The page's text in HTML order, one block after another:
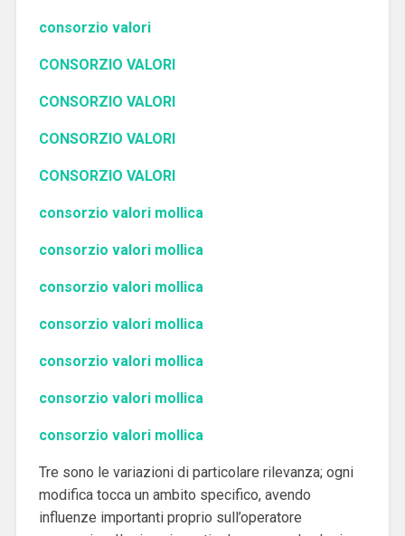
consorzio valori
CONSORZIO VALORI
CONSORZIO VALORI
CONSORZIO VALORI
CONSORZIO VALORI
consorzio valori mollica
consorzio valori mollica
consorzio valori mollica
consorzio valori mollica
consorzio valori mollica
consorzio valori mollica
consorzio valori mollica
Tre sono le variazioni di particolare rilevanza; ogni
modifica tocca un ambito specifico, avendo
influenze importanti proprio sull’operatore